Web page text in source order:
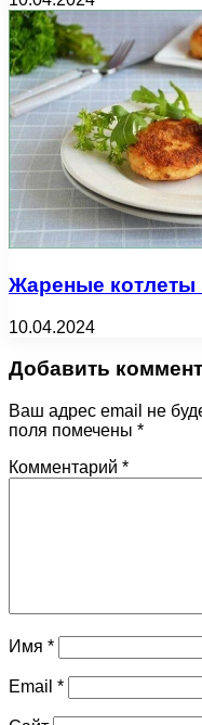
Жареные котлеты
10.04.2024
Добавить
Ваш адрес email не
поля помечены *
Комментарий *
Имя *
Email *